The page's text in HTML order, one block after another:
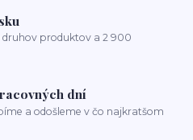
produktov a 2 900
dní
a odošleme v čo najkratšom